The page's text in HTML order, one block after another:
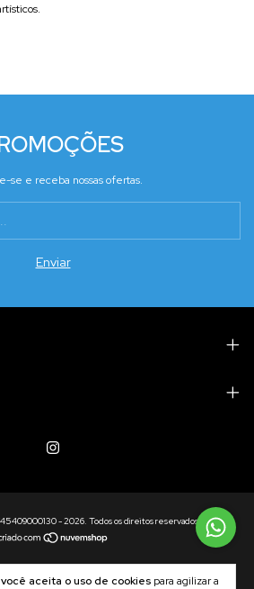
você aceita o uso de cookies para agilizar a
se e receba nossas ofertas.
- 2026. Todos os direitos reservados.